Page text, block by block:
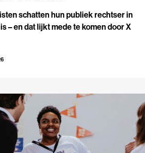
schatten hun publiek rechtser in
– en dat lijkt mede te komen door X